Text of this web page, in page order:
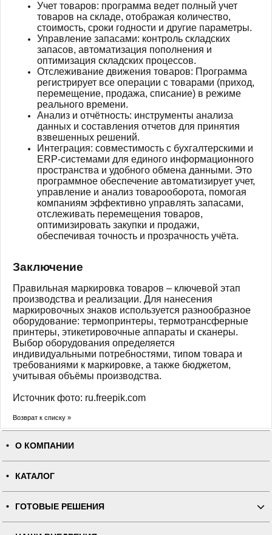
Учет товаров: программа ведет полный учет
товаров на складе, отображая количество,
стоимость, сроки годности и другие параметры.
Управление запасами: контроль складских
запасов, автоматизация пополнения и
оптимизация складских процессов.
Отслеживание движения товаров: Программа
регистрирует все операции с товарами (приход,
перемещение, продажа, списание) в режиме
реального времени.
Анализ и отчётность: инструменты анализа
данных и составления отчетов для принятия
взвешенных решений.
Интеграция: совместимость с бухгалтерскими и
ERP-системами для единого информационного
пространства и удобного обмена данными. Это
программное обеспечение автоматизирует учет,
управление и анализ товарооборота, помогая
компаниям эффективно управлять запасами,
отслеживать перемещения товаров,
оптимизировать закупки и продажи,
обеспечивая точность и прозрачность учёта.
Заключение
Правильная маркировка товаров – ключевой этап
производства и реализации. Для нанесения
маркировочных знаков используется разнообразное
оборудование: термопринтеры, термотрансферные
принтеры, этикетировочные аппараты и сканеры.
Выбор оборудования определяется
индивидуальными потребностями, типом товара и
требованиями к маркировке, а также бюджетом,
учитывая объёмы производства.
Источник фото: ru.freepik.com
Возврат к списку »
О КОМПАНИИ
КАТАЛОГ
ГОТОВЫЕ РЕШЕНИЯ